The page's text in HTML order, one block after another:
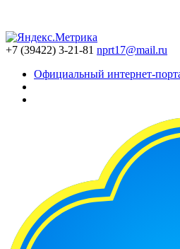
+7 (39422) 3-21-81 nprt17@mail.ru
Официальный интернет-